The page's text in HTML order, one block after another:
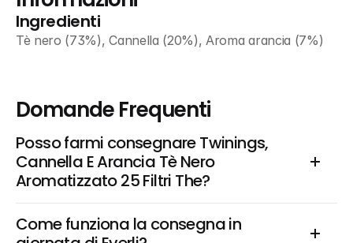
Ingredienti
Tè nero (73%), Cannella (20%), Aroma arancia (7%)
Domande Frequenti
Posso farmi consegnare Twinings,
Cannella E Arancia Tè Nero
Aromatizzato 25 Filtri The?
Come funziona la consegna in